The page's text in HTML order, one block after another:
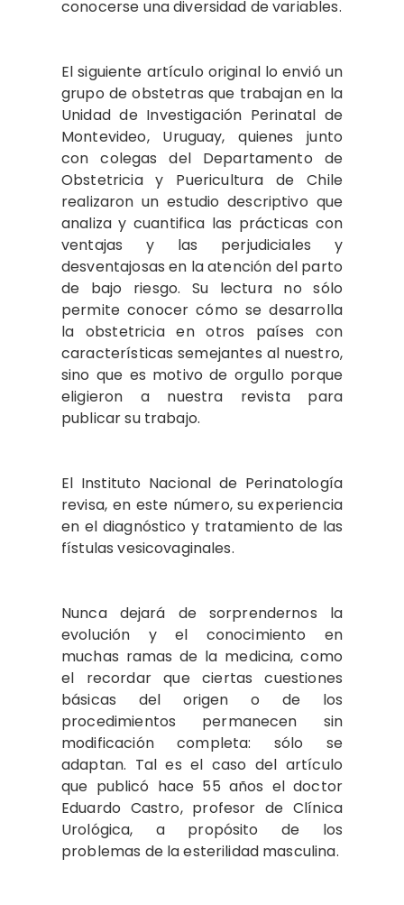
conocerse una diversidad de variables.
El siguiente artículo original lo envió un
grupo de obstetras que trabajan en la
Unidad de Investigación Perinatal de
Montevideo, Uruguay, quienes junto
con colegas del Departamento de
Obstetricia y Puericultura de Chile
realizaron un estudio descriptivo que
analiza y cuantifica las prácticas con
ventajas y las perjudiciales y
desventajosas en la atención del parto
de bajo riesgo. Su lectura no sólo
permite conocer cómo se desarrolla
la obstetricia en otros países con
características semejantes al nuestro,
sino que es motivo de orgullo porque
eligieron a nuestra revista para
publicar su trabajo.
El Instituto Nacional de Perinatología
revisa, en este número, su experiencia
en el diagnóstico y tratamiento de las
fístulas vesicovaginales.
Nunca dejará de sorprendernos la
evolución y el conocimiento en
muchas ramas de la medicina, como
el recordar que ciertas cuestiones
básicas del origen o de los
procedimientos permanecen sin
modificación completa: sólo se
adaptan. Tal es el caso del artículo
que publicó hace 55 años el doctor
Eduardo Castro, profesor de Clínica
Urológica, a propósito de los
problemas de la esterilidad masculina.